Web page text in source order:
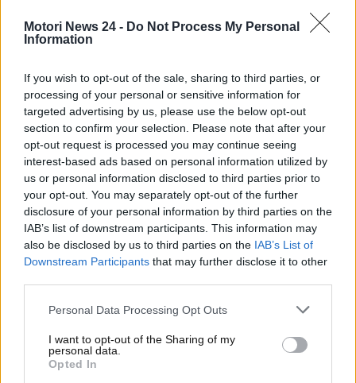
Motori News 24 - Do Not Process My Personal
Information
If you wish to opt-out of the sale, sharing to third parties, or
processing of your personal or sensitive information for
targeted advertising by us, please use the below opt-out
section to confirm your selection. Please note that after your
opt-out request is processed you may continue seeing
interest-based ads based on personal information utilized by
us or personal information disclosed to third parties prior to
your opt-out. You may separately opt-out of the further
disclosure of your personal information by third parties on the
IAB’s list of downstream participants. This information may
also be disclosed by us to third parties on the IAB’s List of
Downstream Participants that may further disclose it to other
Personal Data Processing Opt Outs
I want to opt-out of the Sharing of my
personal data.
Opted In
tecnologia. Grazie all’installazione di telecamere di
sorveglianza e sistemi di videosorveglianza, sarà
necessità di fermare immediatamente il conducente,
velocizzando così le procedure di sanzione e
aumentando l’efficacia del controllo.